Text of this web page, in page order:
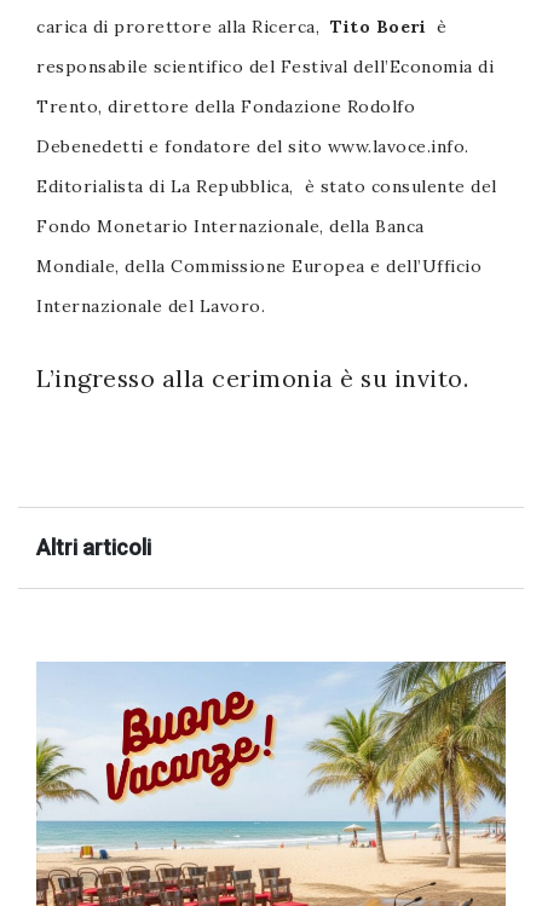
carica di prorettore alla Ricerca, Tito Boeri è
responsabile scientifico del Festival dell’Economia di
Trento, direttore della Fondazione Rodolfo
Debenedetti e fondatore del sito www.lavoce.info.
Editorialista di La Repubblica, è stato consulente del
Fondo Monetario Internazionale, della Banca
Mondiale, della Commissione Europea e dell’Ufficio
Internazionale del Lavoro.
L’ingresso alla cerimonia è su invito.
Altri articoli